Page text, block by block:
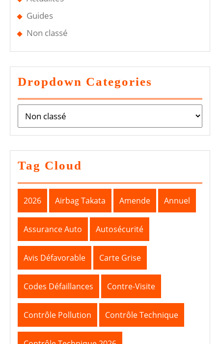
Guides
Non classé
Dropdown Categories
Tag Cloud
2026 Airbag Takata Amende Annuel
Assurance Auto Autosécurité
Avis Défavorable Carte Grise
Codes Défaillances Contre-Visite
Contrôle Pollution Contrôle Technique